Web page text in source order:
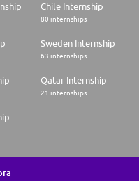
Chile Internship
80 internships
Sweden Internship
63 internships
Qatar Internship
21 internships